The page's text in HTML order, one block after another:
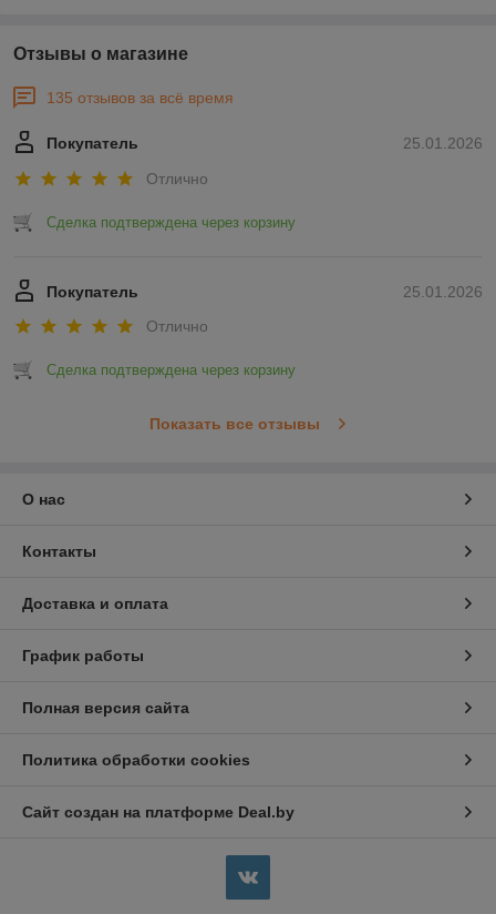
Отзывы о магазине
135 отзывов за всё время
25.01.2026
Покупатель
Отлично
Сделка подтверждена через корзину
25.01.2026
Покупатель
Отлично
Сделка подтверждена через корзину
Показать все отзывы
О нас
Контакты
Доставка и оплата
График работы
Полная версия сайта
Политика обработки cookies
Сайт создан на платформе Deal.by